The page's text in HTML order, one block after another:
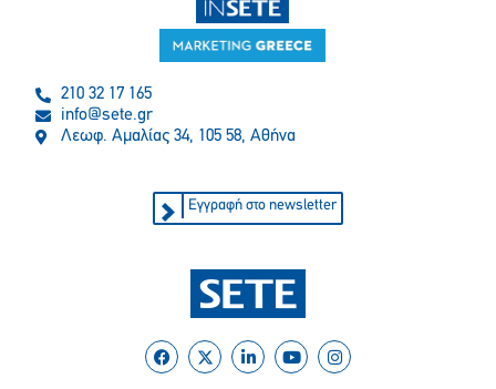
210 32 17 165
info@sete.gr
Λεωφ. Αμαλίας 34, 105 58, Αθήνα
Εγγραφή στο newsletter